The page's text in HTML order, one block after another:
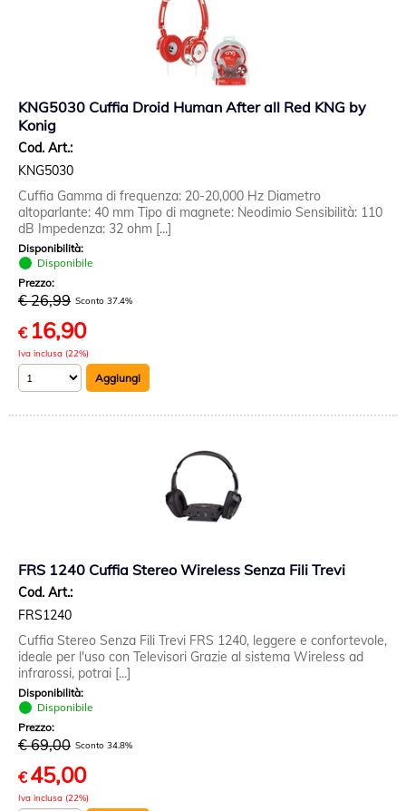
KNG5030 Cuffia Droid Human After all Red KNG by
Konig
Cod. Art.:
KNG5030
Cuffia Gamma di frequenza: 20-20,000 Hz Diametro
altoparlante: 40 mm Tipo di magnete: Neodimio Sensibilità: 110
dB Impedenza: 32 ohm [...]
Disponibilità:
Disponibile
Prezzo:
€ 26,99 Sconto 37.4%
€ 16,90
Iva inclusa (22%)
FRS 1240 Cuffia Stereo Wireless Senza Fili Trevi
Cod. Art.:
FRS1240
Cuffia Stereo Senza Fili Trevi FRS 1240, leggere e confortevole,
ideale per l'uso con Televisori Grazie al sistema Wireless ad
infrarossi, potrai [...]
Disponibilità:
Disponibile
Prezzo:
€ 69,00 Sconto 34.8%
€ 45,00
Iva inclusa (22%)